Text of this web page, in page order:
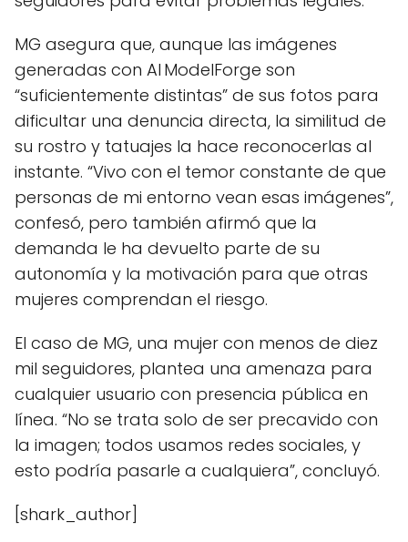
MG asegura que, aunque las imágenes
generadas con AI ModelForge son
“suficientemente distintas” de sus fotos para
dificultar una denuncia directa, la similitud de
su rostro y tatuajes la hace reconocerlas al
instante. “Vivo con el temor constante de que
personas de mi entorno vean esas imágenes”,
confesó, pero también afirmó que la
demanda le ha devuelto parte de su
autonomía y la motivación para que otras
mujeres comprendan el riesgo.
El caso de MG, una mujer con menos de diez
mil seguidores, plantea una amenaza para
cualquier usuario con presencia pública en
línea. “No se trata solo de ser precavido con
la imagen; todos usamos redes sociales, y
esto podría pasarle a cualquiera”, concluyó.
[shark_author]